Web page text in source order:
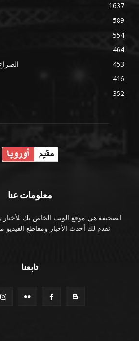
1637
589
554
464
453
416
352
معلومات عنا
الصحيفة هي موقع الويب الخاص بك للأخبار
نقدم لك أحدث الأخبار ومقاطع الفيديو
تابعنا